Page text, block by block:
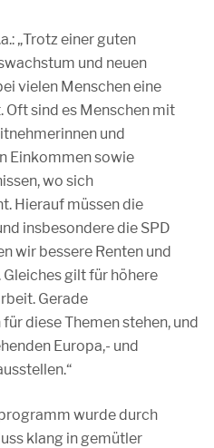
„Trotz einer guten
und neuen
vielen Menschen eine
sind es Menschen mit
und
Einkommen sowie
wo sich
Hierauf müssen die
insbesondere die SPD
wir bessere Renten und
gilt für höhere
Gerade
diese Themen stehen, und
Europa,- und
wurde durch
klang in gemütler